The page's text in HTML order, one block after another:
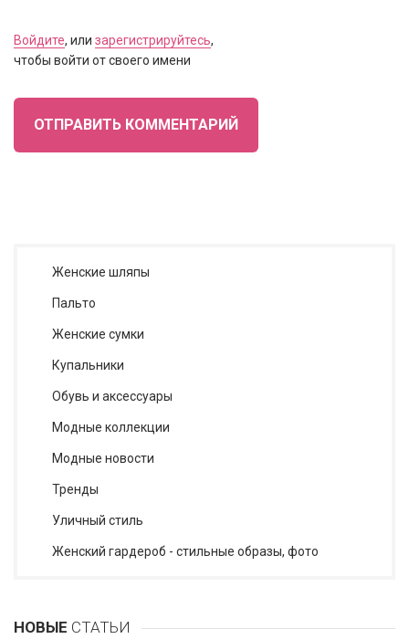
Войдите, или зарегистрируйтесь,
чтобы войти от своего имени
ОТПРАВИТЬ КОММЕНТАРИЙ
Женские шляпы
Пальто
Женские сумки
Купальники
Обувь и аксессуары
Модные коллекции
Модные новости
Тренды
Уличный стиль
Женский гардероб - стильные образы, фото
НОВЫЕ СТАТЬИ